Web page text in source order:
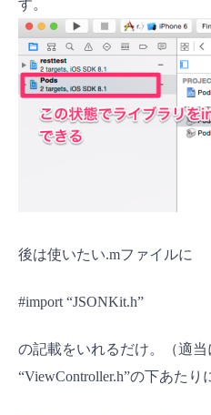
す。
後は使いたい.mファイルに
#import “JSONKit.h”
の記載をいれるだけ。（適当
“ViewController.h”の下あたり